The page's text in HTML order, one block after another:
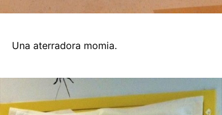
Una aterradora momia.